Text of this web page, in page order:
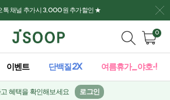
톡 채널 추가시 3,000원 추가할인 ★
0
이벤트 단백질2X 여름휴가_야호-!
혜택을 확인해보세요 로그인